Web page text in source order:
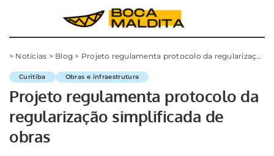
> Notícias > Blog > Projeto regulamenta protocolo da regularização simplificada de obras
Curitiba Obras e infraestrutura
Projeto regulamenta protocolo da
regularização simplificada de
obras